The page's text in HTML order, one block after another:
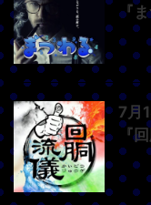
『
7月
『